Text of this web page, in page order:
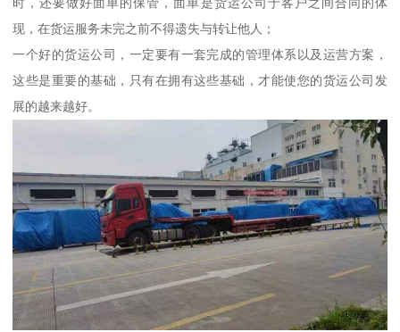
现，在货运服务未完之前不得遗失与转让他人；
一个好的货运公司，一定要有一套完成的管理体系以及运营方案，
这些是重要的基础，只有在拥有这些基础，才能使您的货运公司发
展的越来越好。